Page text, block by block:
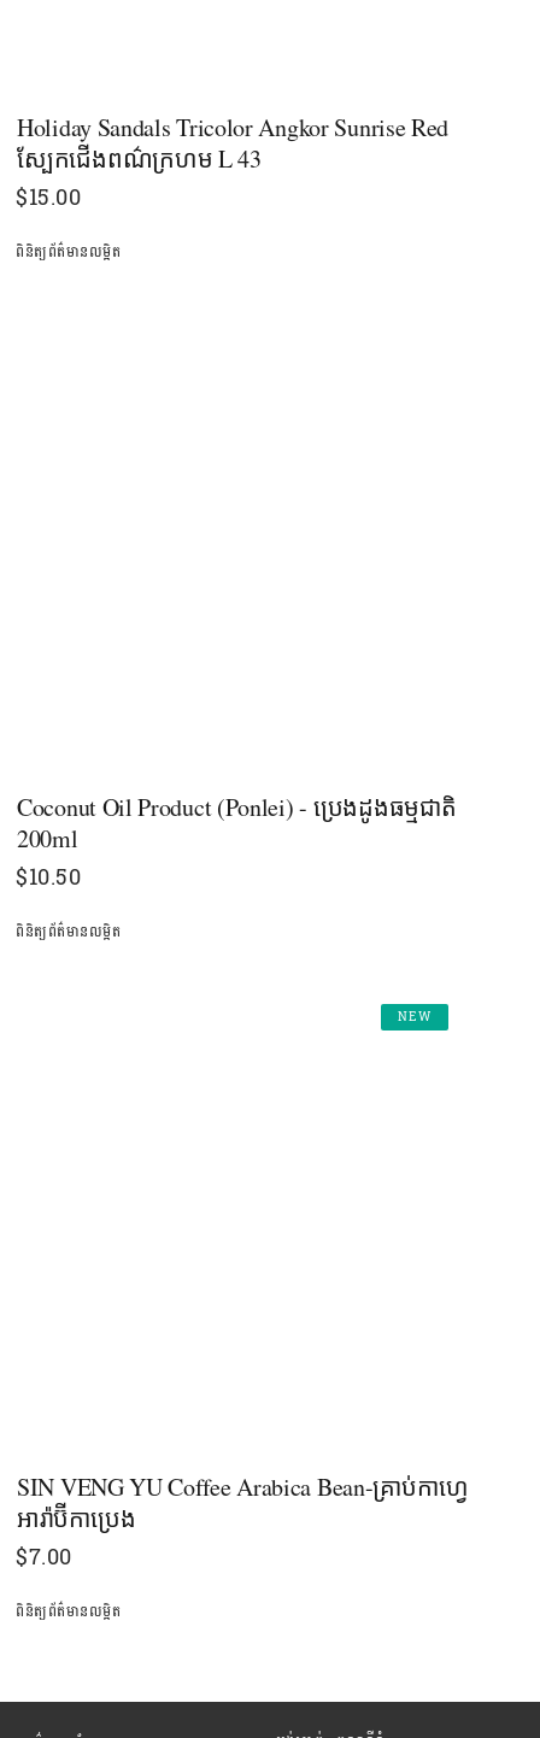
Holiday Sandals Tricolor Angkor Sunrise Red
ស្បែកជើងពណ៌ក្រហម L 43
$15.00
ពិនិត្យព័ត៌មានលម្អិត
Coconut Oil Product (Ponlei) - ប្រេងដូងធម្មជាតិ​​
200ml
$10.50
ពិនិត្យព័ត៌មានលម្អិត
NEW
SIN VENG YU Coffee Arabica Bean-គ្រាប់កាហ្វេ
អារ៉ាប៊ីកាប្រេង
$7.00
ពិនិត្យព័ត៌មានលម្អិត